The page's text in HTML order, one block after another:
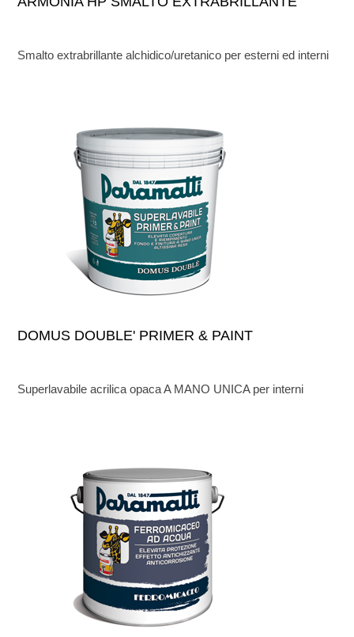
Smalto extrabrillante alchidico/uretanico per esterni ed interni
DOMUS DOUBLE' PRIMER & PAINT
Superlavabile acrilica opaca A MANO UNICA per interni